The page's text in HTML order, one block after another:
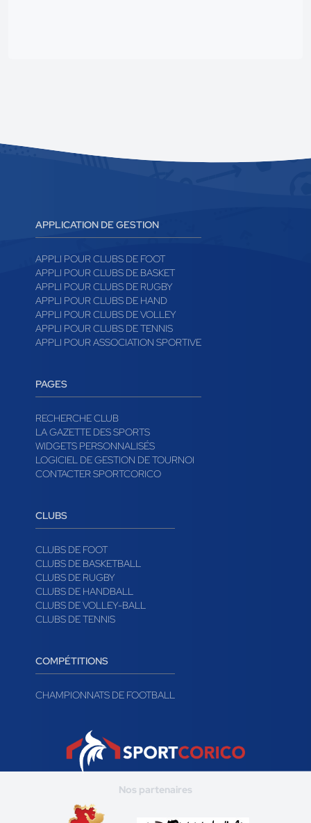
APPLICATION DE GESTION
APPLI POUR CLUBS DE FOOT
APPLI POUR CLUBS DE BASKET
APPLI POUR CLUBS DE RUGBY
APPLI POUR CLUBS DE HAND
APPLI POUR CLUBS DE VOLLEY
APPLI POUR CLUBS DE TENNIS
APPLI POUR ASSOCIATION SPORTIVE
PAGES
RECHERCHE CLUB
LA GAZETTE DES SPORTS
WIDGETS PERSONNALISÉS
LOGICIEL DE GESTION DE TOURNOI
CONTACTER SPORTCORICO
CLUBS
CLUBS DE FOOT
CLUBS DE BASKETBALL
CLUBS DE RUGBY
CLUBS DE HANDBALL
CLUBS DE VOLLEY-BALL
CLUBS DE TENNIS
COMPÉTITIONS
CHAMPIONNATS DE FOOTBALL
Nos partenaires